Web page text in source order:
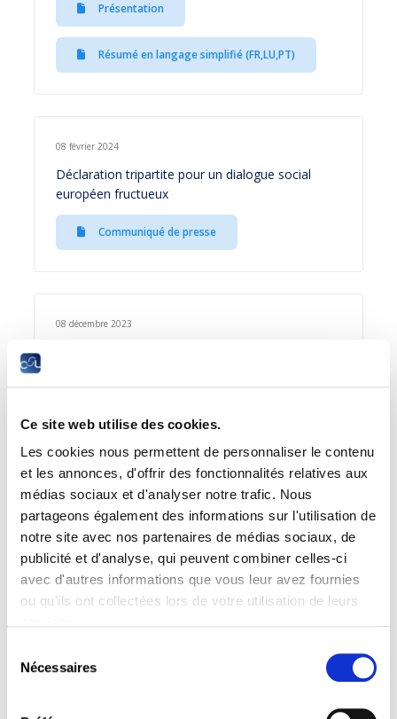
Ce site web utilise des cookies.
Les cookies nous permettent de personnaliser le contenu
et les annonces, d'offrir des fonctionnalités relatives aux
médias sociaux et d'analyser notre trafic. Nous
partageons également des informations sur l'utilisation de
notre site avec nos partenaires de médias sociaux, de
publicité et d'analyse, qui peuvent combiner celles-ci
avec d'autres informations que vous leur avez fournies
ou qu'ils ont collectées lors de votre utilisation de leurs
Nécessaires
Présentation
Résumé en langage simplifié (FR,LU,PT)
08 février 2024
Déclaration tripartite pour un dialogue social
européen fructueux
Communiqué de presse
08 décembre 2023
01 décembre 2023
Remise des diplômes de fin d’apprentissage :
l’Artisanat fête les lauréats de la promotion 2023
Communiqué de presse